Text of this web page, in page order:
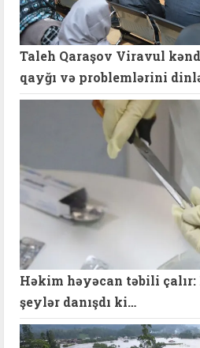
Taleh Qaraşov Viravul
qayğı və problemlərini
Həkim həyəcan təbili çalır:
şeylər danışdı ki…